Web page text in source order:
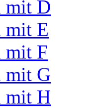
mit D
mit E
mit F
mit G
mit H